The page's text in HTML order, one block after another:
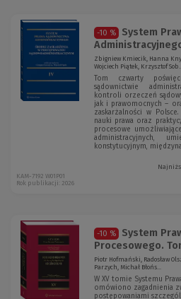
-10 %
System
Zbigniew Kmiecik, Hanna
Wojciech Piątek, Krzysztof
Tom czwarty
sądownictwie
kontroli orzeczeń
jak i prawomocnych –
zaskarżalności w
nauki prawa oraz
procesowe
administracyjnych,
konstytucyjnym,
KAM-7192 W01P01
Rok publikacji: 2026
-10 %
System
Procesowego.
Piotr Hofmański, Radosław
Parzych, Michał Błońs...
W XV tomie Systemu
omówiono zagadnienia
postępowaniami